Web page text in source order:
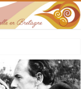
chrétienne